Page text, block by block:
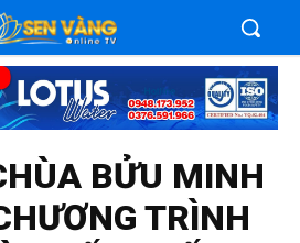
BỬU MINH
TRÌNH